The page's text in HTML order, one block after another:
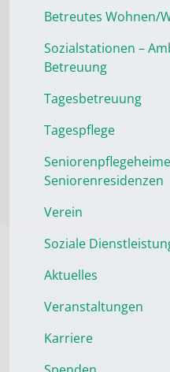
Betreutes Wohnen/
Sozialstationen –
Betreuung
Tagesbetreuung
Tagespflege
Seniorenresidenzen
Verein
Soziale
Aktuelles
Veranstaltungen
Karriere